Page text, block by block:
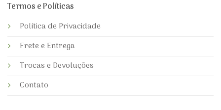
Termos e Políticas
Política de Privacidade
Frete e Entrega
Trocas e Devoluções
Contato